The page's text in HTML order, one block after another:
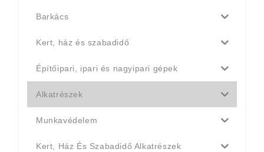
Barkács
Kert, ház és szabadidő
Építőipari, ipari és nagyipari gépek
Alkatrészek
Munkavédelem
Kert, Ház És Szabadidő Alkatrészek